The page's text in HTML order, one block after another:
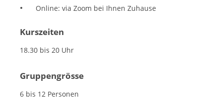
Online: via Zoom bei Ihnen Zuhause
Kurszeiten
18.30 bis 20 Uhr
Gruppengrösse
6 bis 12 Personen